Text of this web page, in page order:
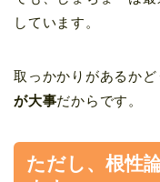
しています。
取っかかりがあるかど
が大事だからです。
ただし、根性